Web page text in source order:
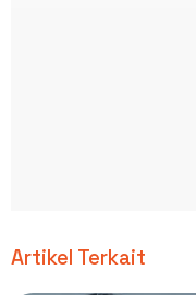
Artikel Terkait